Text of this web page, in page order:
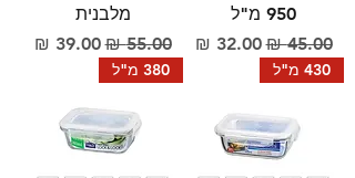
950 מ"ל
מחיר רגיל‏45.00 ‏₪ מחיר מבצע‏32.00 ‏₪
מלבנית
מחיר רגיל‏55.00 ‏₪ מחיר מבצע‏39.00 ‏₪
430 מ"ל 380 מ"ל